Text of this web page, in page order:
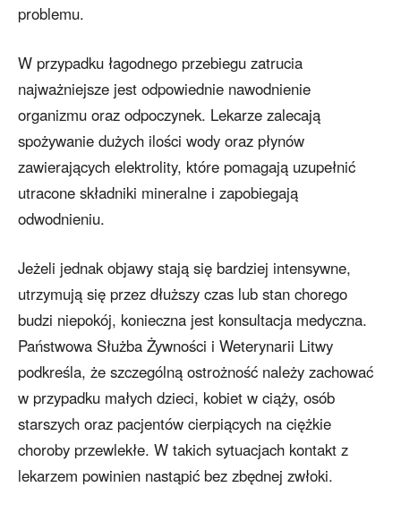
problemu.
W przypadku łagodnego przebiegu zatrucia
najważniejsze jest odpowiednie nawodnienie
organizmu oraz odpoczynek. Lekarze zalecają
spożywanie dużych ilości wody oraz płynów
zawierających elektrolity, które pomagają uzupełnić
utracone składniki mineralne i zapobiegają
odwodnieniu.
Jeżeli jednak objawy stają się bardziej intensywne,
utrzymują się przez dłuższy czas lub stan chorego
budzi niepokój, konieczna jest konsultacja medyczna.
Państwowa Służba Żywności i Weterynarii Litwy
podkreśla, że szczególną ostrożność należy zachować
w przypadku małych dzieci, kobiet w ciąży, osób
starszych oraz pacjentów cierpiących na ciężkie
choroby przewlekłe. W takich sytuacjach kontakt z
lekarzem powinien nastąpić bez zbędnej zwłoki.